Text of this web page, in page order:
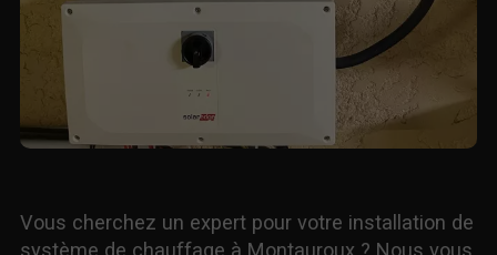
Vous cherchez un expert pour votre installation de
système de chauffage à Montauroux ? Nous vous